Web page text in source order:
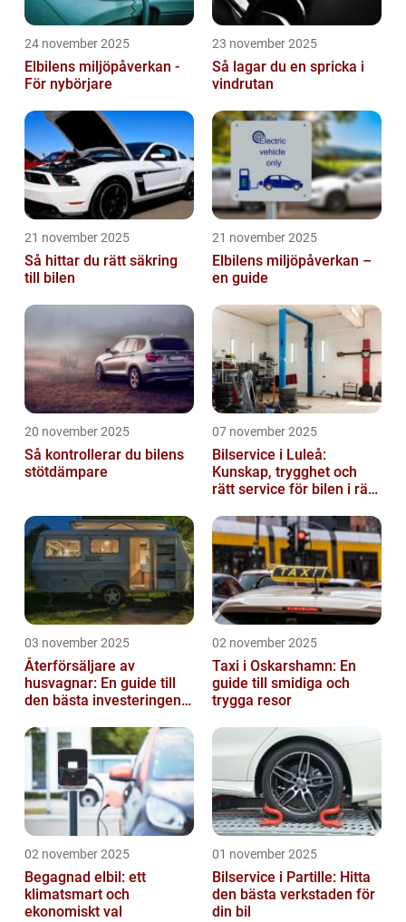
24 november 2025
Elbilens miljöpåverkan -
För nybörjare
23 november 2025
Så lagar du en spricka i
vindrutan
21 november 2025
Så hittar du rätt säkring
till bilen
21 november 2025
Elbilens miljöpåverkan –
en guide
20 november 2025
Så kontrollerar du bilens
stötdämpare
07 november 2025
Bilservice i Luleå:
Kunskap, trygghet och
rätt service för bilen i rätt
03 november 2025
Återförsäljare av
husvagnar: En guide till
den bästa investeringen
02 november 2025
Taxi i Oskarshamn: En
guide till smidiga och
trygga resor
02 november 2025
Begagnad elbil: ett
klimatsmart och
ekonomiskt val
01 november 2025
Bilservice i Partille: Hitta
den bästa verkstaden för
din bil